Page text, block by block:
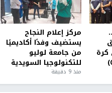
كرة
مركز إعلام النجاح
يستضيف وفدًا أكاديميًا
من جامعة لوليو
للتكنولوجيا السويدية
منذ 9 دقيقة